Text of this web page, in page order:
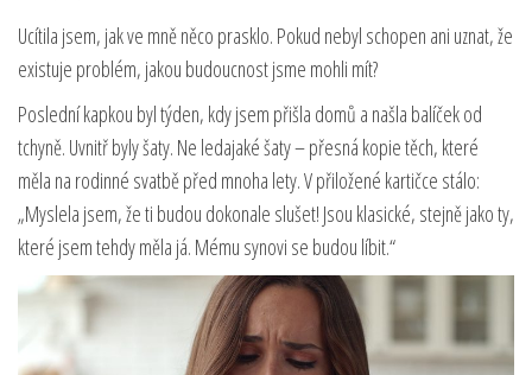
Ucítila jsem, jak ve mně něco prasklo. Pokud nebyl schopen ani uznat, že
existuje problém, jakou budoucnost jsme mohli mít?
Poslední kapkou byl týden, kdy jsem přišla domů a našla balíček od
tchyně. Uvnitř byly šaty. Ne ledajaké šaty – přesná kopie těch, které
měla na rodinné svatbě před mnoha lety. V přiložené kartičce stálo:
„Myslela jsem, že ti budou dokonale slušet! Jsou klasické, stejně jako ty,
které jsem tehdy měla já. Mému synovi se budou líbit.“